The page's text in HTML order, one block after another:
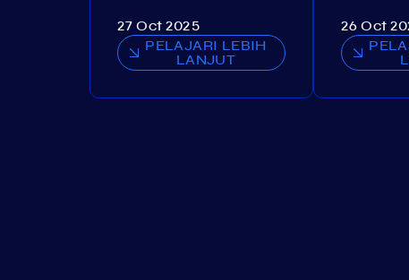
27 Oct 2025
PELAJARI LEBIH
LANJUT
26 Oct